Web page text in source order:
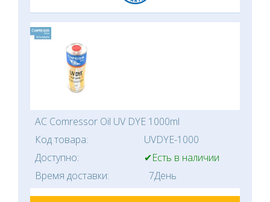
AC Comressor Oil UV DYE 1000ml
Код товара:
UVDYE-1000
Доступно:
✔Есть в наличии
Время доставки:
7День